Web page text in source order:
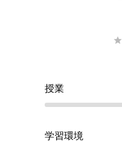

授業
学習環境